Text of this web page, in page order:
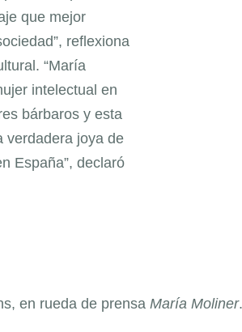
que mejor
reflexiona
“María
intelectual en
bárbaros y esta
verdadera joya de
España”, declaró
en rueda de prensa María Moliner.